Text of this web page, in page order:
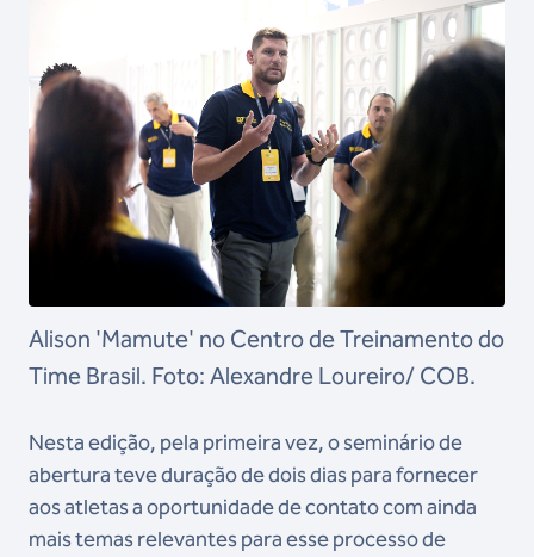
Alison 'Mamute' no Centro de Treinamento do
Time Brasil. Foto: Alexandre Loureiro/ COB.
Nesta edição, pela primeira vez, o seminário de
abertura teve duração de dois dias para fornecer
aos atletas a oportunidade de contato com ainda
mais temas relevantes para esse processo de